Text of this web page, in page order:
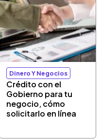
Dinero Y Negocios
Crédito con el
Gobierno para tu
negocio, cómo
solicitarlo en línea